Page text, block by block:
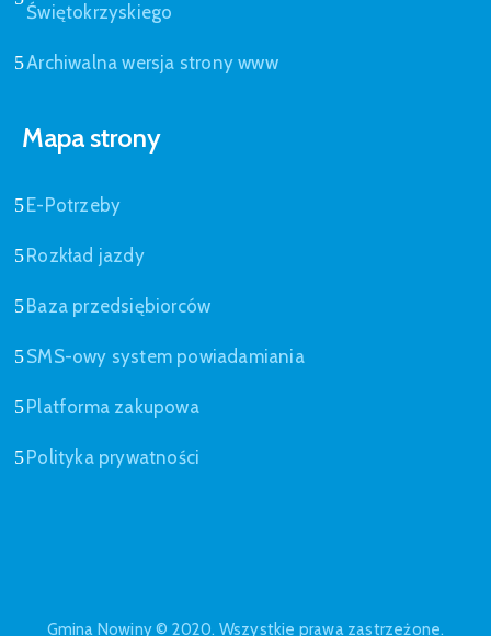
Świętokrzyskiego
Archiwalna wersja strony www
Mapa strony
E-Potrzeby
Rozkład jazdy
Baza przedsiębiorców
SMS-owy system powiadamiania
Platforma zakupowa
Polityka prywatności
Gmina Nowiny © 2020. Wszystkie prawa zastrzeżone.